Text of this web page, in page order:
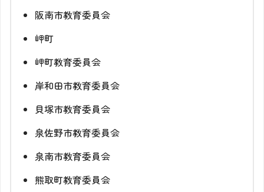
阪南市教育委員会
岬町
岬町教育委員会
岸和田市教育委員会
貝塚市教育委員会
泉佐野市教育委員会
泉南市教育委員会
熊取町教育委員会